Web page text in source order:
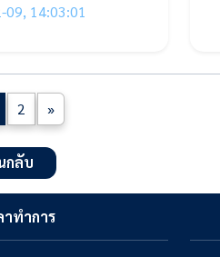
09, 14:03:01
2 »
กลับ
าทำการ